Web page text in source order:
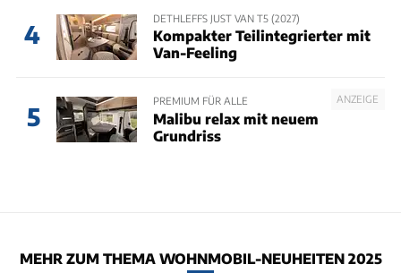
4
DETHLEFFS JUST VAN T5 (2027)
Kompakter Teilintegrierter mit
Van-Feeling
5
ANZEIGE
PREMIUM FÜR ALLE
Malibu relax mit neuem
Grundriss
MEHR ZUM THEMA WOHNMOBIL-NEUHEITEN 2025